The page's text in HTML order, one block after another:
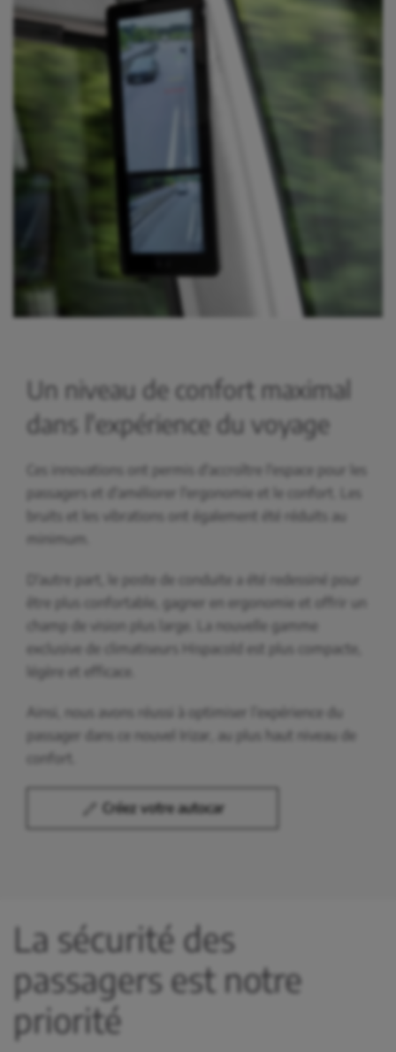
Un niveau de confort maximal
dans l'expérience du voyage
Ces innovations ont permis d'accroître l'espace pour les
passagers et d'améliorer l'ergonomie et le confort. Les
bruits et les vibrations ont également été réduits au
minimum.
D'autre part, le poste de conduite a été redessiné pour
être plus confortable, gagner en ergonomie et offrir un
champ de vision plus large. La nouvelle gamme
exclusive de climatiseurs Hispacold est plus compacte,
légère et efficace.
Ainsi, nous avons réussi à optimiser l’expérience du
passager dans ce nouvel Irizar, au plus haut niveau de
Créez votre autocar
La sécurité des
passagers est notre
priorité